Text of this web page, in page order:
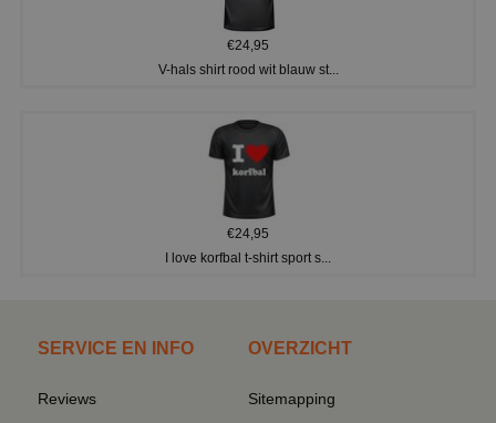
€24,95
V-hals shirt rood wit blauw st...
€24,95
I love korfbal t-shirt sport s...
SERVICE EN INFO
Reviews
OVERZICHT
Sitemapping